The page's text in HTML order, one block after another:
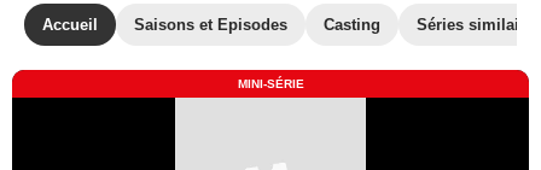
Accueil Saisons et Episodes Casting Séries similaires
MINI-SÉRIE